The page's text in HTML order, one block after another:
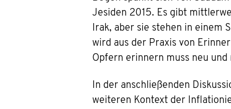
Jesiden 2015. Es gibt
Irak, aber sie stehen in einem
wird aus der Praxis von
Opfern erinnern muss neu
In der anschließenden
weiteren Kontext der